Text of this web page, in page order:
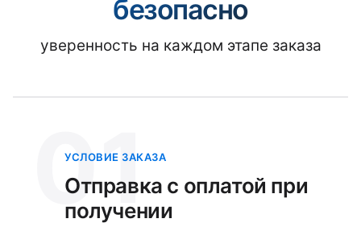
безопасно
уверенность на каждом этапе заказа
01
УСЛОВИЕ ЗАКАЗА
Отправка с оплатой при
получении